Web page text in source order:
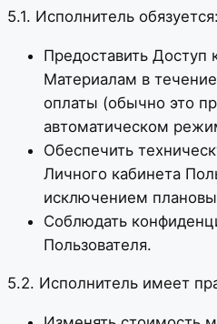
5.1. Исполнитель обязуется:
Предоставить Доступ
Материалам в
оплаты (обычно это
автоматическом
Обеспечить
Личного кабинета
исключением
Соблюдать
Пользователя.
5.2. Исполнитель имеет